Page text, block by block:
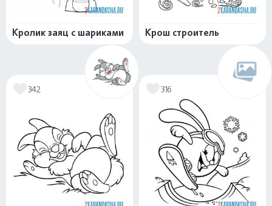
Кролик заяц с шариками Крош строитель
342 316